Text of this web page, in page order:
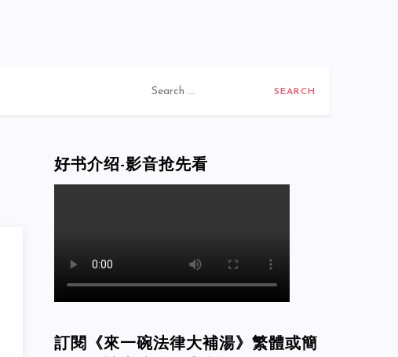
for:
好书介绍-影音抢先看
訂閱《來一碗法律大補湯》繁體或簡